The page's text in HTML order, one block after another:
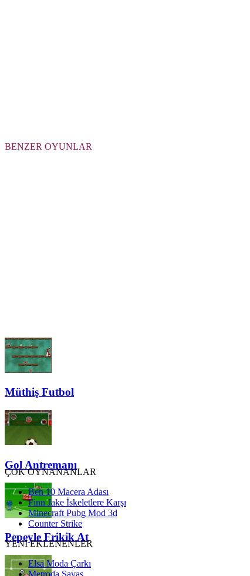
BENZER OYUNLAR
Müthiş Futbol
Gol Antremanı
Pepeyle Frikik At
ÇOK OYNANANLAR
Ben 10 Macera Adası
Finn Jake İskeletlere Karşı
Minecraft Pubg Mod 3d
Counter Strike
YENİ EKLENENLER
Elsa Moda Çarkı
Metroda Savaş